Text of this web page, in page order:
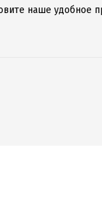
наше удобное